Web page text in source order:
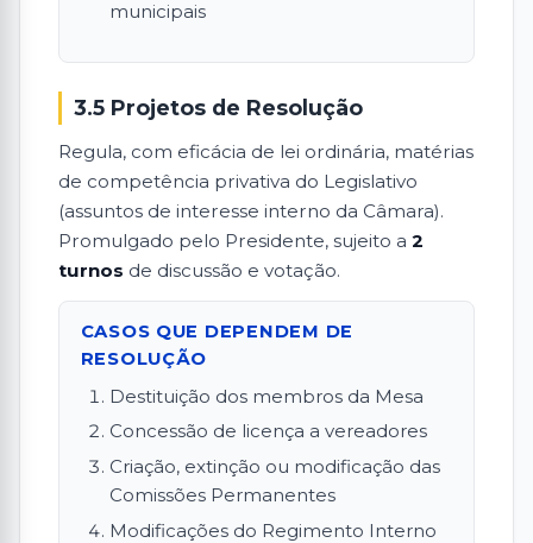
municipais
3.5 Projetos de Resolução
Regula, com eficácia de lei ordinária, matérias
de competência privativa do Legislativo
(assuntos de interesse interno da Câmara).
Promulgado pelo Presidente, sujeito a 2
turnos de discussão e votação.
CASOS QUE DEPENDEM DE
RESOLUÇÃO
Destituição dos membros da Mesa
Concessão de licença a vereadores
Criação, extinção ou modificação das
Comissões Permanentes
Modificações do Regimento Interno